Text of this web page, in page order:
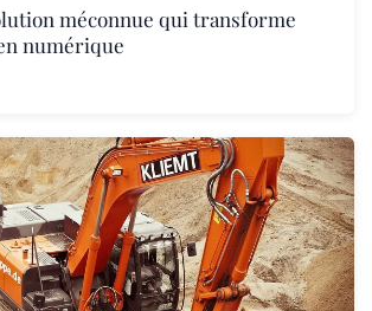
méconnue qui transforme
numérique